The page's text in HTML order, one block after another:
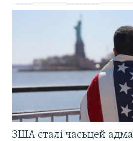
ЗША сталі часьцей